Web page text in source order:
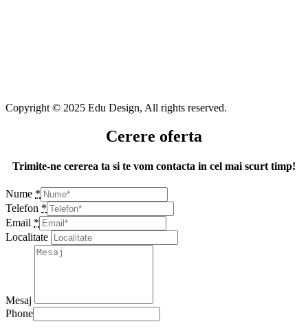
Copyright © 2025 Edu Design, All rights reserved.
Cerere oferta
Trimite-ne cererea ta si te vom contacta in cel mai scurt timp!
Nume *
Telefon *
Email *
Localitate
Mesaj
Phone